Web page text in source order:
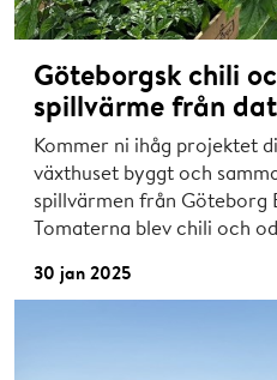
Göteborgsk chili
spillvärme från
Kommer ni ihåg projektet
växthuset byggt och
spillvärmen från Göteborg
Tomaterna blev chili och
30 jan 2025